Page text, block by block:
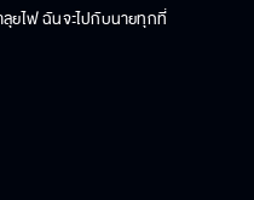
ลุยไฟ ฉันจะไปกับนายทุกที่
วเองมากกว่าคุณหนู คงไม่พาหนี